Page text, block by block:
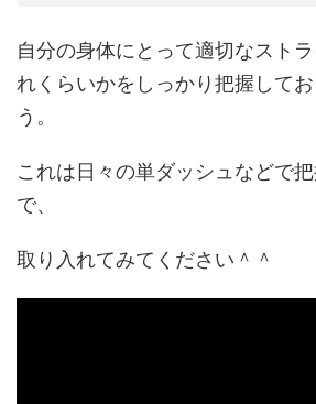
自分の身体にとって適切なスト
れくらいかをしっかり把握して
う。
これは日々の単ダッシュなどで
で、
取り入れてみてください＾＾